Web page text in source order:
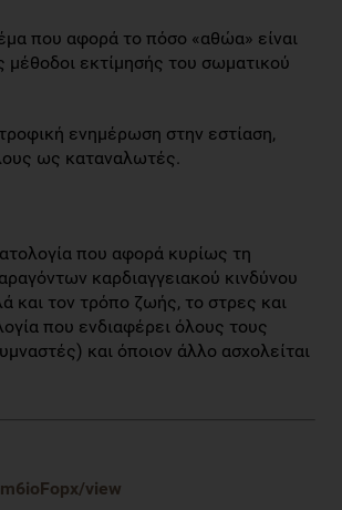
που αφορά το πόσο «αθώα» είναι
εκτίμησής του σωματικού
ενημέρωση στην εστίαση,
ως καταναλωτές.
που αφορά κυρίως τη
καρδιαγγειακού κινδύνου
και τον τρόπο ζωής, το στρες και
που ενδιαφέρει όλους τους
και όποιον άλλο ασχολείται
view